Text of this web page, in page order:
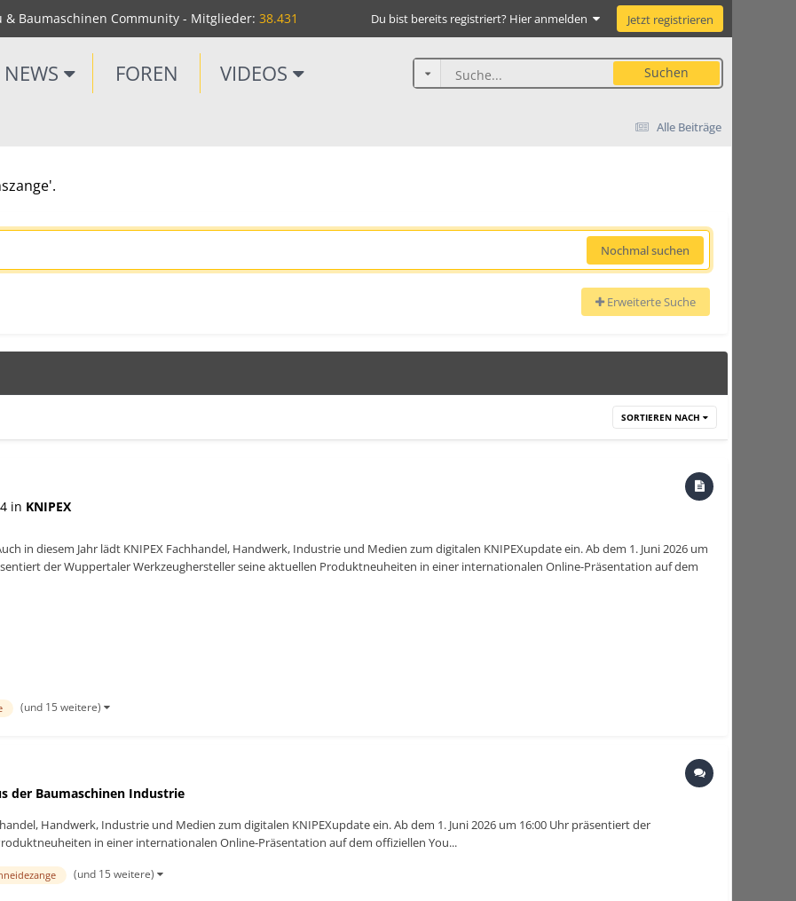
& Baumaschinen Community - Mitglieder: 38.431 Du bist bereits registriert? Hier anmelden Jetzt registrieren
NEWS FOREN VIDEOS Suchen
Alle Beiträge
Nochmal suchen
Erweiterte Suche
SORTIEREN NACH
in KNIPEX
in diesem Jahr lädt KNIPEX Fachhandel, Handwerk, Industrie und Medien zum digitalen KNIPEXupdate ein. Ab dem 1. Juni 2026 um
der Wuppertaler Werkzeughersteller seine aktuellen Produktneuheiten in einer internationalen Online-Präsentation auf dem
(und 15 weitere)
der Baumaschinen Industrie
Handwerk, Industrie und Medien zum digitalen KNIPEXupdate ein. Ab dem 1. Juni 2026 um 16:00 Uhr präsentiert der
in einer internationalen Online-Präsentation auf dem offiziellen You...
(und 15 weitere)